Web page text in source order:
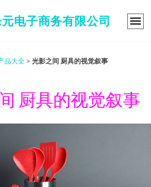
电子商务有限公司
品大全 > 光影之间 厨具的视觉叙事
厨具的视觉叙事